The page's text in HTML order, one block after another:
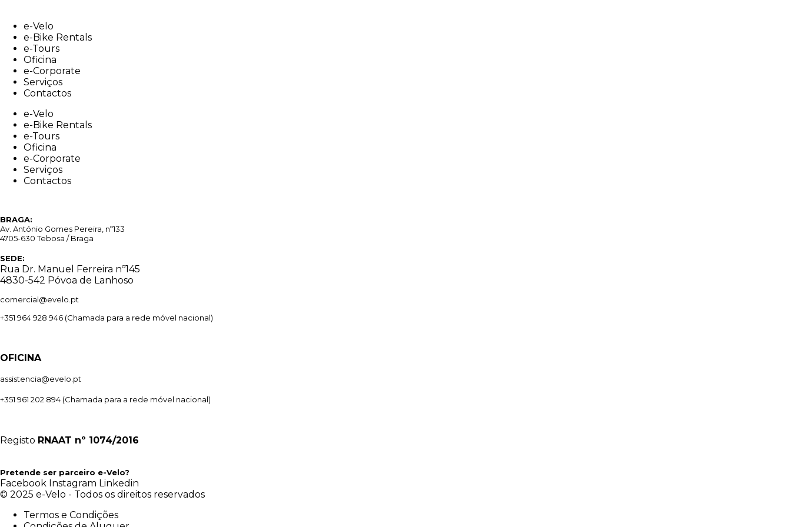
contente-Velo
e-Bike Rentals
e-Tours
Oficina
e-Corporate
Serviços
Contactos
e-Velo
e-Bike Rentals
e-Tours
Oficina
e-Corporate
Serviços
Contactos
BRAGA:
Av. António Gomes Pereira, nº133
4705-630 Tebosa / Braga
SEDE:
Rua Dr. Manuel Ferreira nº145
4830-542 Póvoa de Lanhoso
comercial@evelo.pt
+351 964 928 946 (Chamada para a rede móvel nacional)
OFICINA
assistencia@evelo.pt
+351 961 202 894 (Chamada para a rede móvel nacional)
Registo RNAAT nº 1074/2016
Pretende ser parceiro e-Velo?
Facebook Instagram Linkedin
© 2025 e-Velo - Todos os direitos reservados
Termos e Condições